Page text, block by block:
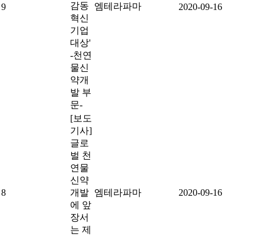
9
감동
혁신
기업
대상'
-천연
물신
약개
발 부
문-
엠테라파마 2020-09-16
8
[보도
기사]
글로
벌 천
연물
신약
개발
에 앞
장서
는 제
엠테라파마 2020-09-16